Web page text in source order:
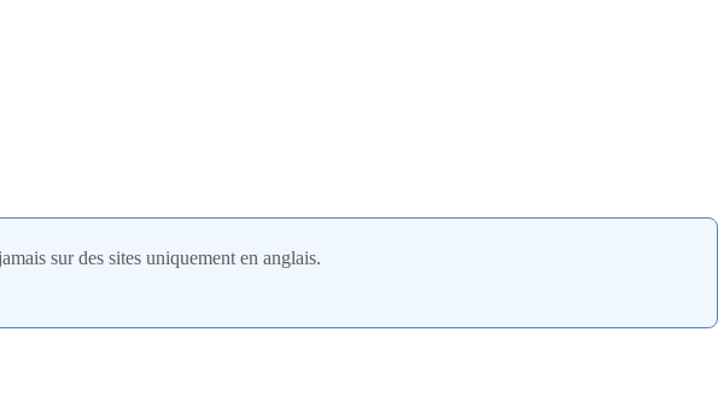
sur des sites uniquement en anglais.